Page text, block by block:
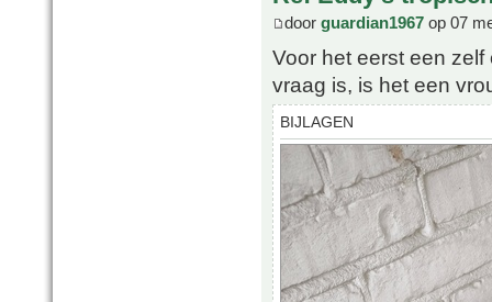
door guardian1967 op 07
Voor het eerst een
vraag is, is het een
BIJLAGEN